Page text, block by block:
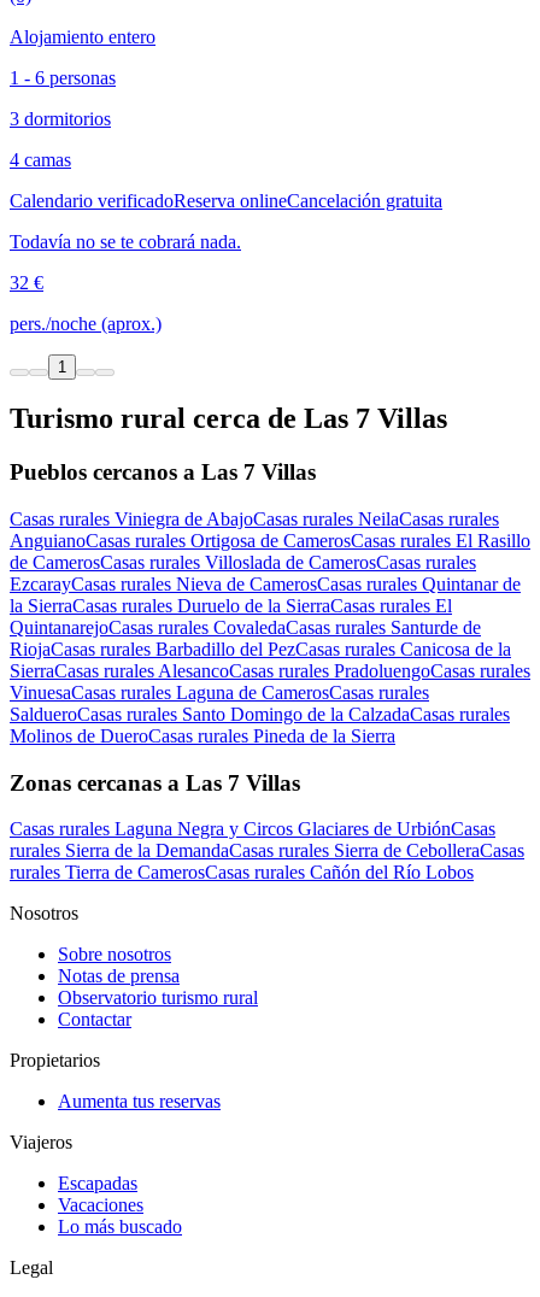
Alojamiento entero
1 - 6 personas
3 dormitorios
4 camas
Calendario verificadoReserva onlineCancelación gratuita
Todavía no se te cobrará nada.
32 €
pers./noche (aprox.)
1
Turismo rural cerca de Las 7 Villas
Pueblos cercanos a Las 7 Villas
Casas rurales Viniegra de AbajoCasas rurales NeilaCasas rurales
AnguianoCasas rurales Ortigosa de CamerosCasas rurales El Rasillo
de CamerosCasas rurales Villoslada de CamerosCasas rurales
EzcarayCasas rurales Nieva de CamerosCasas rurales Quintanar de
la SierraCasas rurales Duruelo de la SierraCasas rurales El
QuintanarejoCasas rurales CovaledaCasas rurales Santurde de
RiojaCasas rurales Barbadillo del PezCasas rurales Canicosa de la
SierraCasas rurales AlesancoCasas rurales PradoluengoCasas rurales
VinuesaCasas rurales Laguna de CamerosCasas rurales
SaldueroCasas rurales Santo Domingo de la CalzadaCasas rurales
Molinos de DueroCasas rurales Pineda de la Sierra
Zonas cercanas a Las 7 Villas
Casas rurales Laguna Negra y Circos Glaciares de UrbiónCasas
rurales Sierra de la DemandaCasas rurales Sierra de CebolleraCasas
rurales Tierra de CamerosCasas rurales Cañón del Río Lobos
Nosotros
Sobre nosotros
Notas de prensa
Observatorio turismo rural
Contactar
Propietarios
Aumenta tus reservas
Viajeros
Escapadas
Vacaciones
Lo más buscado
Legal